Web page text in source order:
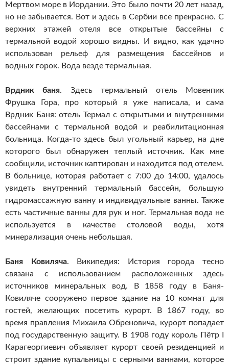
Мертвом море в Иордании. Это было почти 20 лет назад,
но не забывается. Вот и здесь в Сербии все прекрасно. С
верхних этажей отеля все открытые бассейны с
термальной водой хорошо видны. И видно, как удачно
использован рельеф для размещения бассейнов и
водных горок. Вода везде термальная.
Врдник баня. Здесь термальный отель Мовенпик
Фрушка Гора, про который я уже написала, и сама
Врдник Баня: отель Термал с открытыми и внутренними
бассейнами с термальной водой и реабилитационная
больница. Когда-то здесь был угольный карьер, на дне
которого был обнаружен теплый источник. Как мне
сообщили, источник каптирован и находится под отелем.
В больнице, которая работает с 7:00 до 14:00, удалось
увидеть внутренний термальный бассейн, большую
гидромассажную ванну и индивидуальные ванны. Также
есть частичные ванны для рук и ног. Термальная вода не
используется в качестве столовой воды, хотя
минерализация очень небольшая.
Баня Ковиляча. Википедия: История города тесно
связана с использованием расположенных здесь
источников минеральных вод. В 1858 году в Баня-
Ковиляче сооружено первое здание на 10 комнат для
гостей, желающих посетить курорт. В 1867 году, во
время правления Михаила Обреновича, курорт попадает
под государственную защиту. В 1908 году король Пётр I
Карагеоргиевич объявляет курорт своей резиденцией и
строит здание купальницы с серными ваннами, которое